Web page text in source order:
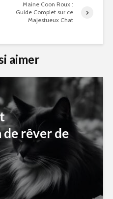
Maine Coon Roux :
Guide Complet sur ce
Majestueux Chat
aimer
rêver de